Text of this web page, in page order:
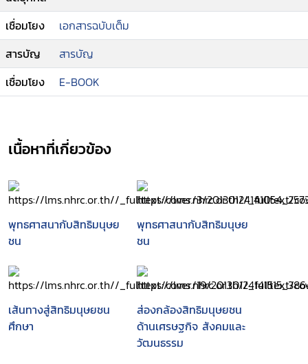
เชื่อมโยง
เอกสารฉบับเต็ม
สารบัญ
สารบัญ
เชื่อมโยง
E-BOOK
เนื้อหาที่เกี่ยวข้อง
พุทธศาสนากับสิทธิมนุษย
ชน
พุทธศาสนากับสิทธิมนุษย
ชน
เส้นทางสู่สิทธิมนุษยชน
ศึกษา
ส่องกล้องสิทธิมนุษยชน
ด้านเศรษฐกิจ สังคมและ
วัฒนธรรม